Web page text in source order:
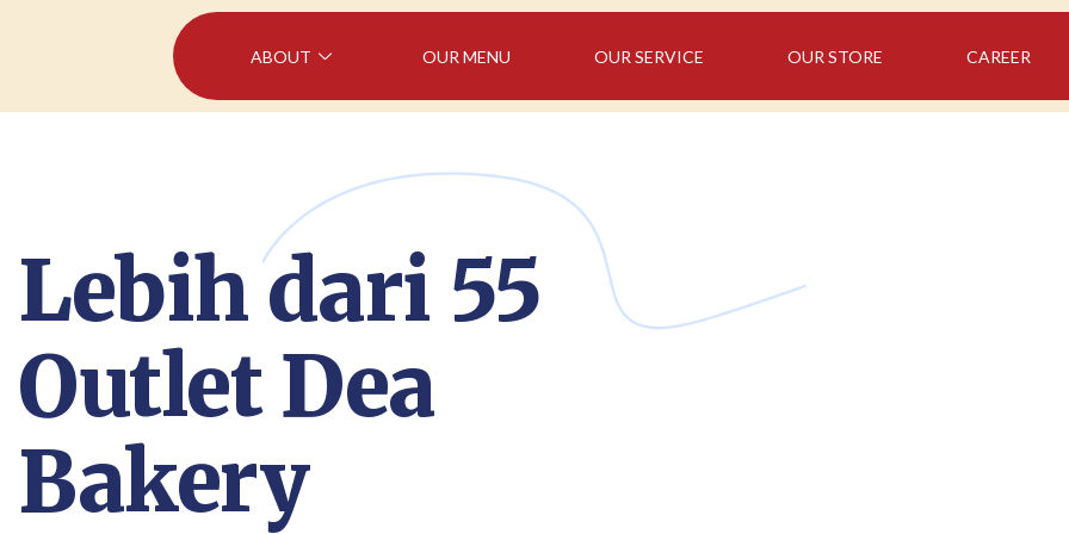
ABOUT OUR MENU OUR SERVICE OUR STORE CAREER
Lebih dari 55
Outlet Dea
Bakery